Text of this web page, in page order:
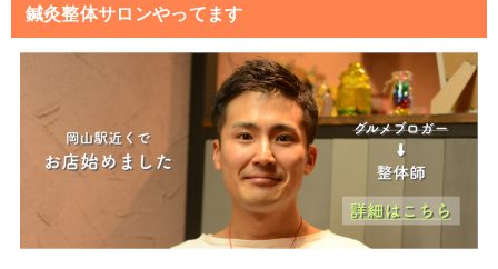
鍼灸整体サロンやってます